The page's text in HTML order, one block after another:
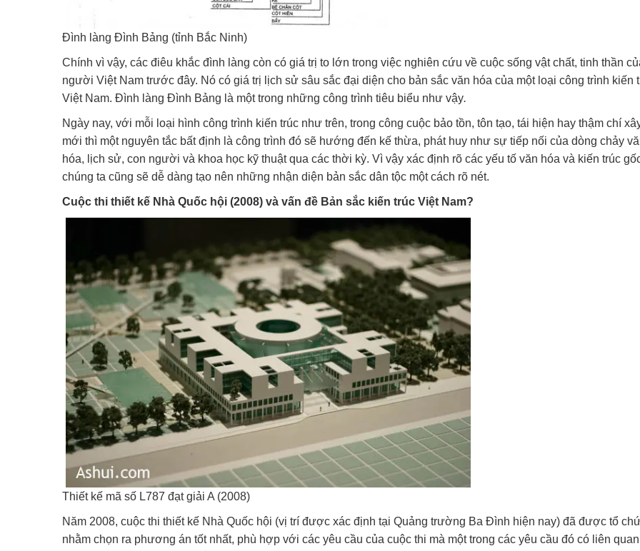
Đình làng Đình Bảng (tỉnh Bắc Ninh)
Chính vì vậy, các điêu khắc đình làng còn có giá trị to lớn trong việc nghiên cứu về cuộc sống vật chất, tinh thần
người Việt Nam trước đây. Nó có giá trị lịch sử sâu sắc đại diện cho bản sắc văn hóa của một loại công trình kiến
Việt Nam. Đình làng Đình Bảng là một trong những công trình tiêu biểu như vậy.
Ngày nay, với mỗi loại hình công trình kiến trúc như trên, trong công cuộc bảo tồn, tôn tạo, tái hiện hay thậm chí
mới thì một nguyên tắc bất định là công trình đó sẽ hướng đến kế thừa, phát huy như sự tiếp nối của dòng chảy
hóa, lịch sử, con người và khoa học kỹ thuật qua các thời kỳ. Vì vậy xác định rõ các yếu tố văn hóa và kiến trúc
chúng ta cũng sẽ dễ dàng tạo nên những nhận diện bản sắc dân tộc một cách rõ nét.
Cuộc thi thiết kế Nhà Quốc hội (2008) và vấn đề Bản sắc kiến trúc Việt Nam?
Thiết kế mã số L787 đạt giải A (2008)
Năm 2008, cuộc thi thiết kế Nhà Quốc hội (vị trí được xác định tại Quảng trường Ba Đình hiện nay) đã được tổ
nhằm chọn ra phương án tốt nhất, phù hợp với các yêu cầu của cuộc thi mà một trong các yêu cầu đó có liên